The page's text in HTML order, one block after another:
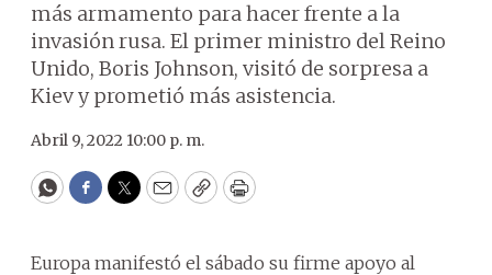
más armamento para hacer frente a la
invasión rusa. El primer ministro del Reino
Unido, Boris Johnson, visitó de sorpresa a
Kiev y prometió más asistencia.
Abril 9, 2022 10:00 p. m.
WhatsApp
Facebook
Twitter
EmailCopyPrint
Europa manifestó el sábado su firme apoyo al